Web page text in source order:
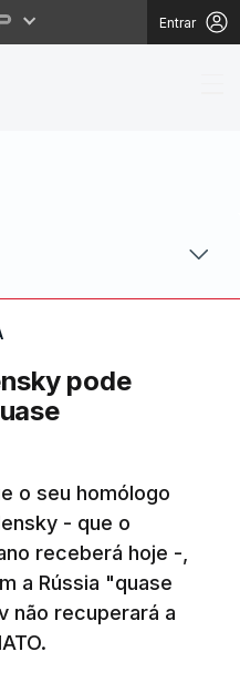
Entrar
pode
o seu homólogo
- que o
receberá hoje -,
a Rússia "quase
não recuperará a